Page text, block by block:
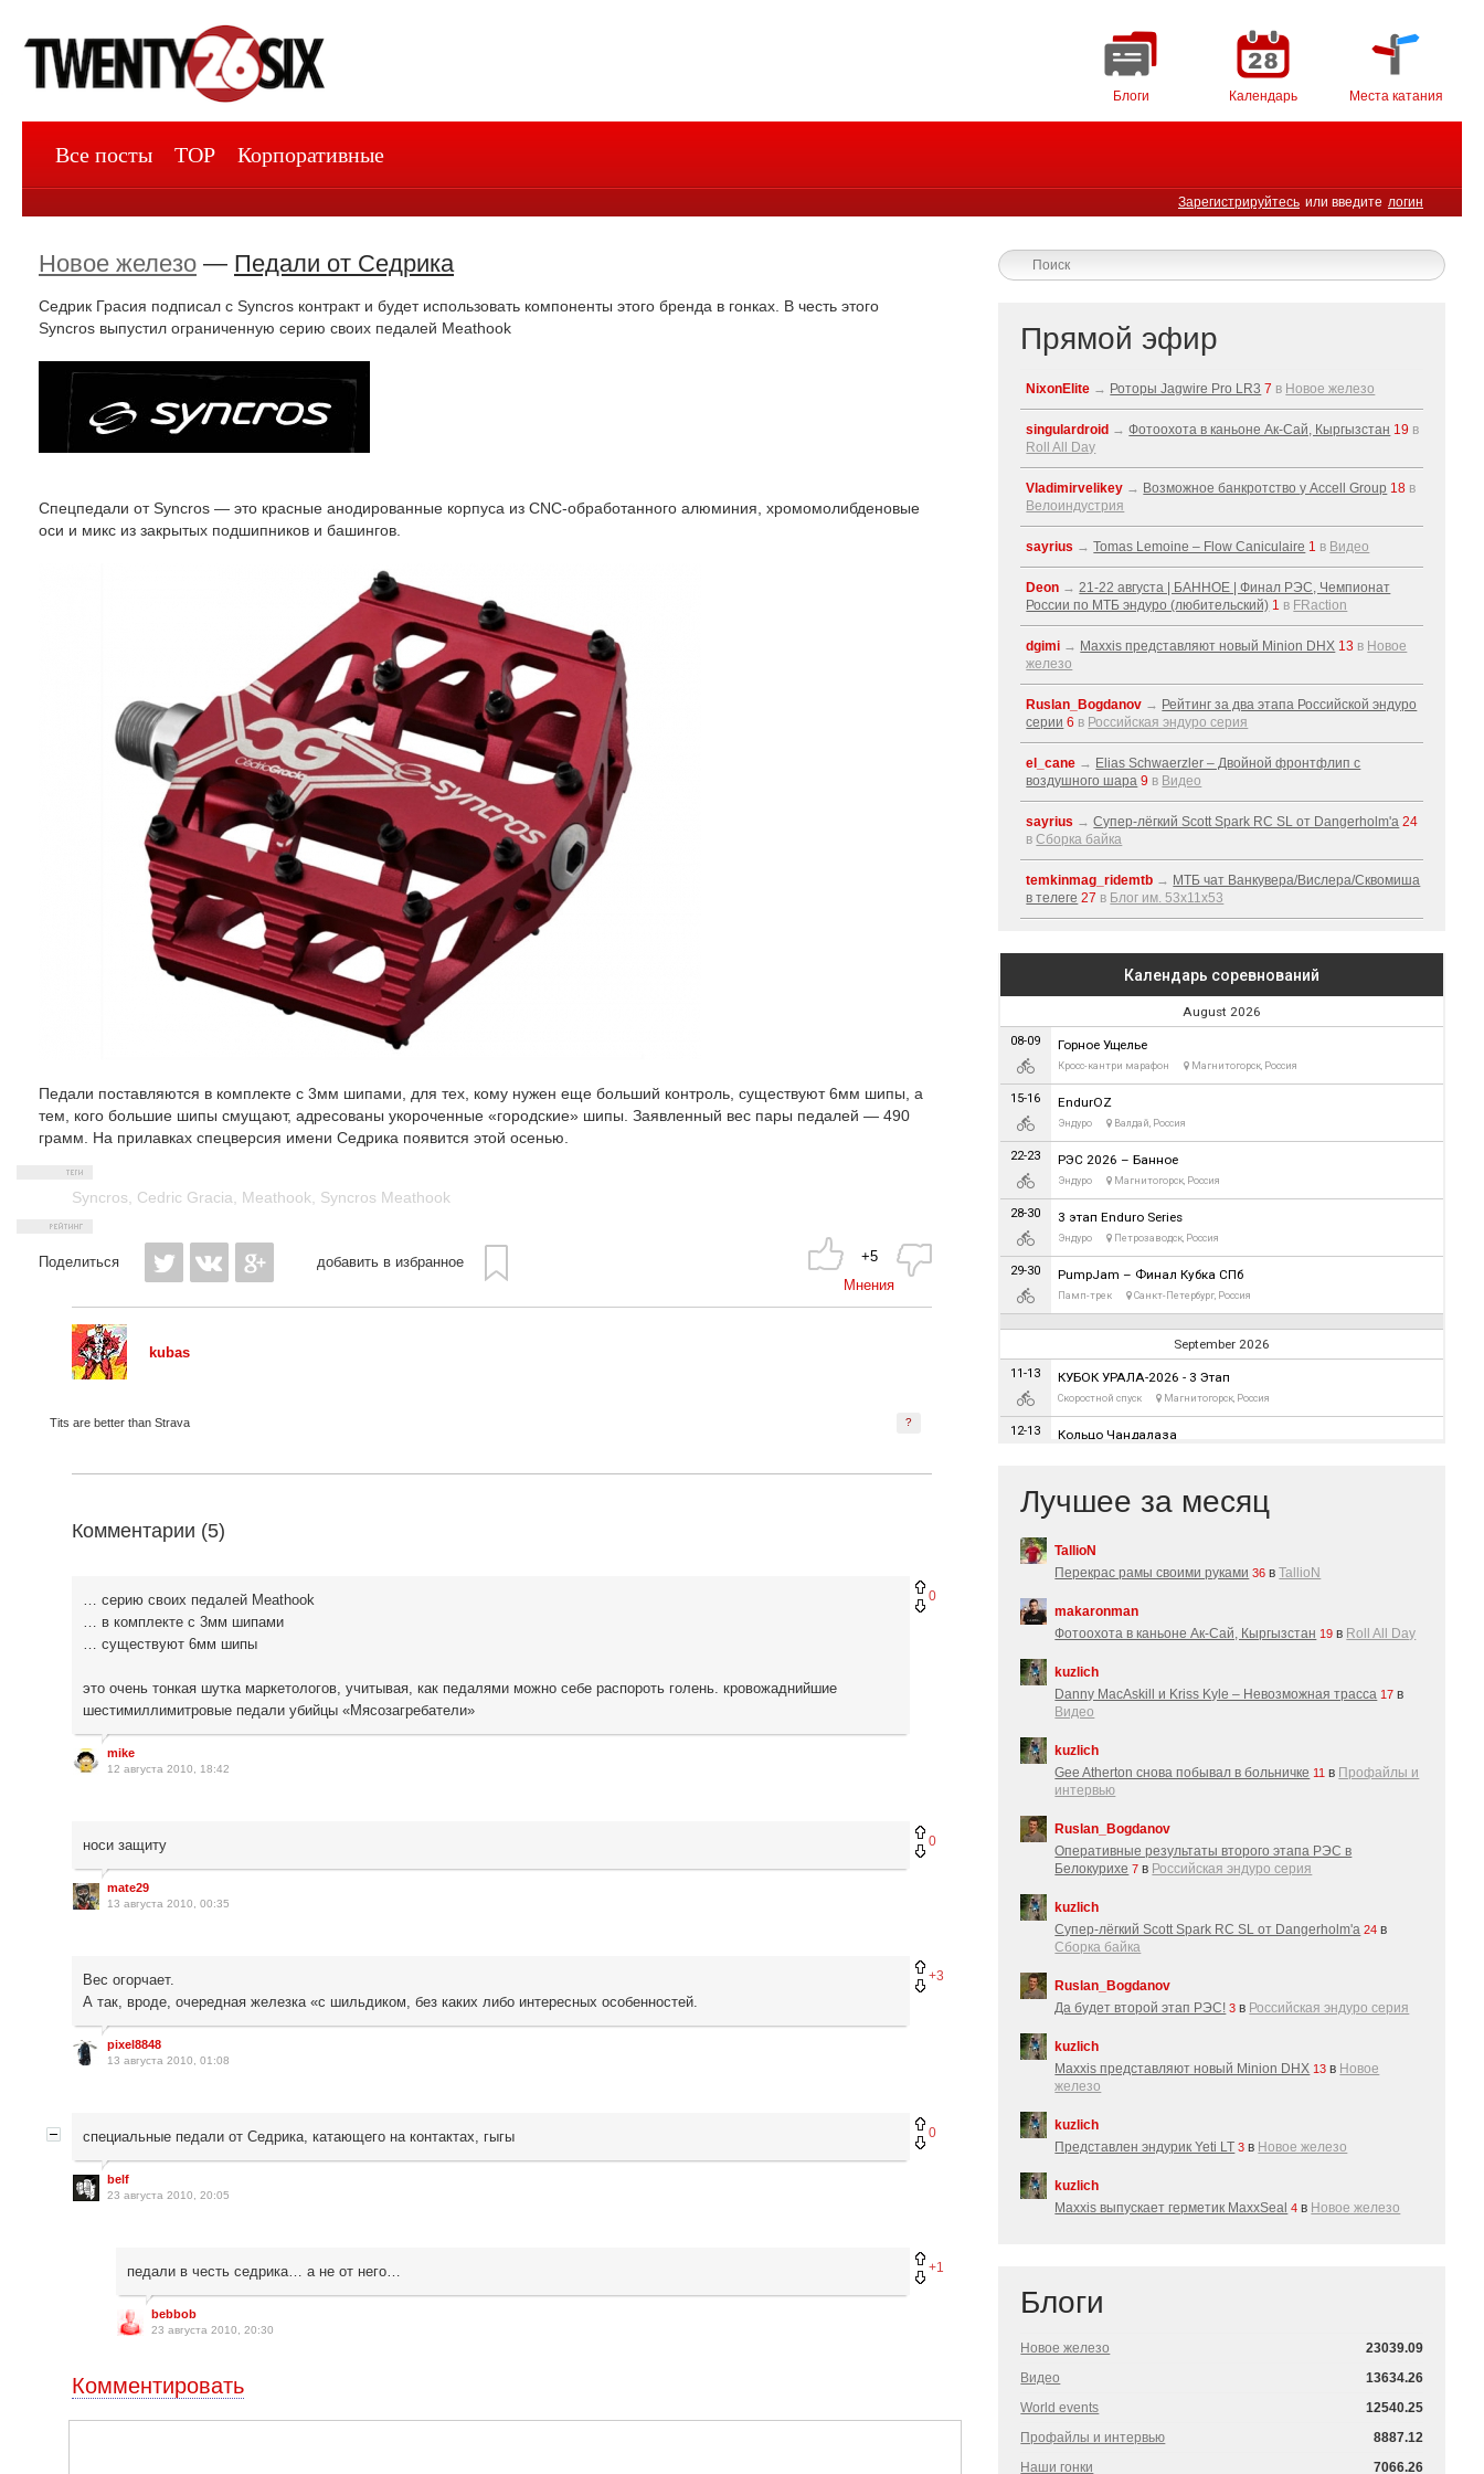
Блоги Календарь Места катания
Зарегистрируйтесь или введите логин
Все посты TOP Корпоративные
Новое железо — Педали от Седрика
Седрик Грасия подписал с Syncros контракт и будет использовать компоненты этого бренда в гонках. В честь этого
Syncros выпустил ограниченную серию своих педалей Meathook
Спецпедали от Syncros — это красные анодированные корпуса из CNC-обработанного алюминия, хромомолибденовые
оси и микс из закрытых подшипников и башингов.
Педали поставляются в комплекте с 3мм шипами, для тех, кому нужен еще больший контроль, существуют 6мм шипы, а
тем, кого большие шипы смущают, адресованы укороченные «городские» шипы. Заявленный вес пары педалей — 490
грамм. На прилавках спецверсия имени Седрика появится этой осенью.
Syncros Cedric Gracia Meathook Syncros Meathook
Поделиться добавить в избранное
+5
Мнения
kubas
?
Tits are better than Strava
Комментарии (5)
0
… серию своих педалей Meathook
… в комплекте с 3мм шипами
… существуют 6мм шипы
это очень тонкая шутка маркетологов, учитывая, как педалями можно себе распороть голень. кровожаднийшие
шестимиллимитровые педали убийцы «Мясозагребатели»
mike
12 августа 2010, 18:42
0
носи защиту
mate29
13 августа 2010, 00:35
+3
Вес огорчает.
А так, вроде, очередная железка «с шильдиком, без каких либо интересных особенностей.
pixel8848
13 августа 2010, 01:08
0
специальные педали от Седрика, катающего на контактах, гыгы
belf
23 августа 2010, 20:05
+1
педали в честь седрика… а не от него…
bebbob
23 августа 2010, 20:30
Комментировать
Прямой эфир
NixonElite → Роторы Jagwire Pro LR3 7 в Новое железо
singulardroid →Фотоохота в каньоне Ак-Cай, Кыргызстан 19 в
Roll All Day
Vladimirvelikey → Возможное банкротство у Accell Group 18 в
Велоиндустрия
sayrius →Tomas Lemoine – Flow Caniculaire 1 в Видео
Deon →21-22 августа | БАННОЕ | Финал РЭС, Чемпионат
России по МТБ эндуро (любительский) 1 в FRaction
dgimi → Maxxis представляют новый Minion DHX 13 в Новое
железо
Ruslan_Bogdanov → Рейтинг за два этапа Российской эндуро
серии 6 в Российская эндуро серия
el_cane → Elias Schwaerzler – Двойной фронтфлип с
воздушного шара 9 в Видео
sayrius →Супер-лёгкий Scott Spark RC SL от Dangerholm'a 24
вСборка байка
temkinmag_ridemtb → МТБ чат Ванкувера/Вислера/Сквомиша
в телеге 27 в Блог им. 53x11x53
Лучшее за месяц
TallioN
Перекрас рамы своими руками 36 вTallioN
makaronman
Фотоохота в каньоне Ак-Cай, Кыргызстан 19 в Roll All Day
kuzlich
Danny MacAskill и Kriss Kyle – Невозможная трасса 17 в
Видео
kuzlich
Gee Atherton снова побывал в больничке 11 в Профайлы и
интервью
Ruslan_Bogdanov
Оперативные результаты второго этапа РЭС в
Белокурихе 7 в Российская эндуро серия
kuzlich
Супер-лёгкий Scott Spark RC SL от Dangerholm'a 24 в
Сборка байка
Ruslan_Bogdanov
Да будет второй этап РЭС! 3 в Российская эндуро серия
kuzlich
Maxxis представляют новый Minion DHX 13 в Новое
железо
kuzlich
Представлен эндурик Yeti LT 3 в Новое железо
kuzlich
Maxxis выпускает герметик MaxxSeal 4 в Новое железо
Блоги
Новое железо
23039.09
Видео
13634.26
World events
12540.25
Профайлы и интервью
8887.12
Наши гонки
7066.26